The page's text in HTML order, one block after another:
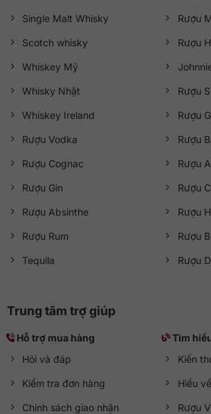
Single Malt Whisky
Scotch whisky
Whiskey Mỹ
Whisky Nhật
Whiskey Ireland
Rượu Vodka
Rượu Cognac
Rượu Gin
Rượu Absinthe
Rượu Rum
Tequila
Rượu
Rượu
Rượu
Rượu
Rượu
Rượu
Rượu
Rượu
Rượu
Rượu
Trung tâm trợ giúp
Hỗ trợ mua hàng
Hỏi và đáp
Kiểm tra đơn hàng
Chính sách giao nhận
Tìm
Kiến
Hiểu
Rượu